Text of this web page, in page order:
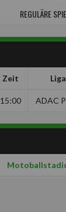
REGULÄRE
Zeit Liga
15:00 ADAC